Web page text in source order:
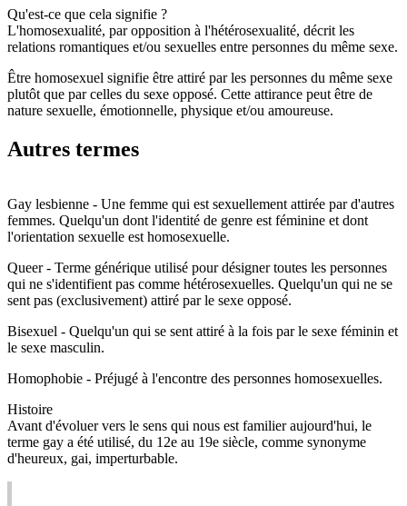
Qu'est-ce que cela signifie ?
L'homosexualité, par opposition à l'hétérosexualité, décrit les
relations romantiques et/ou sexuelles entre personnes du même sexe.
Être homosexuel signifie être attiré par les personnes du même sexe
plutôt que par celles du sexe opposé. Cette attirance peut être de
nature sexuelle, émotionnelle, physique et/ou amoureuse.
Autres termes
Gay lesbienne - Une femme qui est sexuellement attirée par d'autres
femmes. Quelqu'un dont l'identité de genre est féminine et dont
l'orientation sexuelle est homosexuelle.
Queer - Terme générique utilisé pour désigner toutes les personnes
qui ne s'identifient pas comme hétérosexuelles. Quelqu'un qui ne se
sent pas (exclusivement) attiré par le sexe opposé.
Bisexuel - Quelqu'un qui se sent attiré à la fois par le sexe féminin et
le sexe masculin.
Homophobie - Préjugé à l'encontre des personnes homosexuelles.
Histoire
Avant d'évoluer vers le sens qui nous est familier aujourd'hui, le
terme gay a été utilisé, du 12e au 19e siècle, comme synonyme
d'heureux, gai, imperturbable.